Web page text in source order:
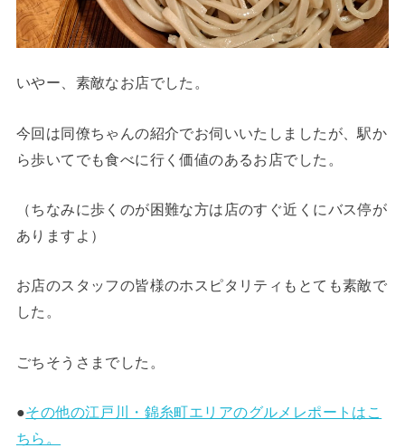
いやー、素敵なお店でした。
今回は同僚ちゃんの紹介でお伺いいたしましたが、駅か
ら歩いてでも食べに行く価値のあるお店でした。
（ちなみに歩くのが困難な方は店のすぐ近くにバス停が
ありますよ）
お店のスタッフの皆様のホスピタリティもとても素敵で
した。
ごちそうさまでした。
●その他の江戸川・錦糸町エリアのグルメレポートはこ
ちら。